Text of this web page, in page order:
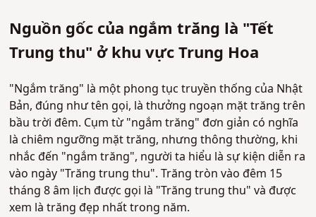
Nguồn gốc của ngắm trăng là "Tết
Trung thu" ở khu vực Trung Hoa
"Ngắm trăng" là một phong tục truyền thống của Nhật
Bản, đúng như tên gọi, là thưởng ngoạn mặt trăng trên
bầu trời đêm. Cụm từ "ngắm trăng" đơn giản có nghĩa
là chiêm ngưỡng mặt trăng, nhưng thông thường, khi
nhắc đến "ngắm trăng", người ta hiểu là sự kiện diễn ra
vào ngày "Trăng trung thu". Trăng tròn vào đêm 15
tháng 8 âm lịch được gọi là "Trăng trung thu" và được
xem là trăng đẹp nhất trong năm.